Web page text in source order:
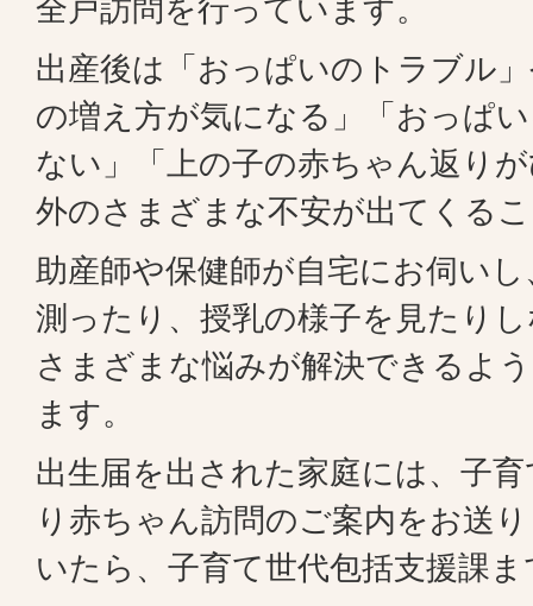
全戸訪問を行っています。
出産後は「おっぱいのトラブル
の増え方が気になる」「おっぱ
ない」「上の子の赤ちゃん返り
外のさまざまな不安が出てくる
助産師や保健師が自宅にお伺い
測ったり、授乳の様子を見たり
さまざまな悩みが解決できるよ
ます。
出生届を出された家庭には、子
り赤ちゃん訪問のご案内をお送
いたら、子育て世代包括支援課